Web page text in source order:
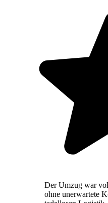
Der Umzug war
ohne unerwartete